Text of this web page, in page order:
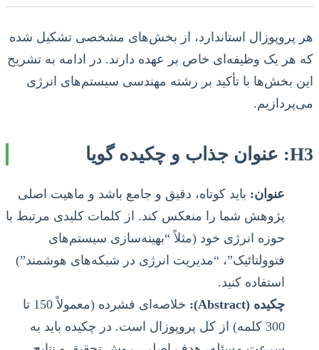
هر پروپوزال استاندارد، از بخش‌های مشخصی تشکیل شده
که هر یک وظیفه‌ای خاص بر عهده دارند. در ادامه به تشریح
این بخش‌ها با تأکید بر رشته مهندسی سیستم‌های انرژی
می‌پردازیم.
H3: عنوان جذاب و چکیده گویا
عنوان: باید کوتاه، دقیق و جامع باشد و ماهیت اصلی
پژوهش شما را منعکس کند. از کلمات کلیدی مرتبط با
حوزه انرژی خود (مثلاً “بهینه‌سازی سیستم‌های
فتوولتائیک”، “مدیریت انرژی در شبکه‌های هوشمند”)
استفاده کنید.
چکیده (Abstract):
خلاصه‌ای فشرده (معمولاً 150 تا
300 کلمه) از کل پروپوزال است. در چکیده باید به